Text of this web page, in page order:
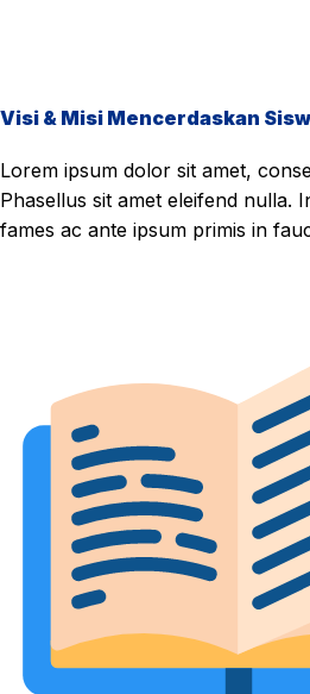
Visi & Misi Mencerdaskan
Lorem ipsum dolor sit amet,
Phasellus sit amet eleifend nulla.
fames ac ante ipsum primis in